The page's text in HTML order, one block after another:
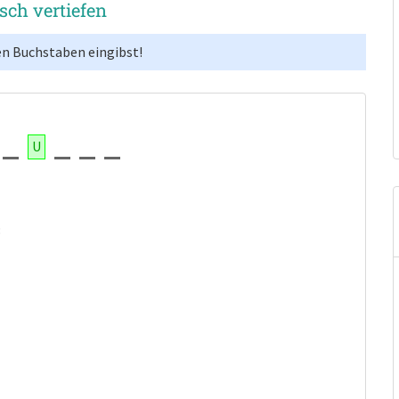
vertiefen
Buchstaben eingibst!
U